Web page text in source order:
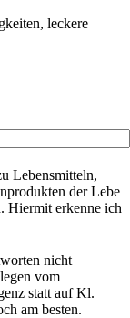
leckere
Lebensmitteln,
der Lebe
Hiermit erkenne ich
nicht
vom
statt auf Kl.
am besten.